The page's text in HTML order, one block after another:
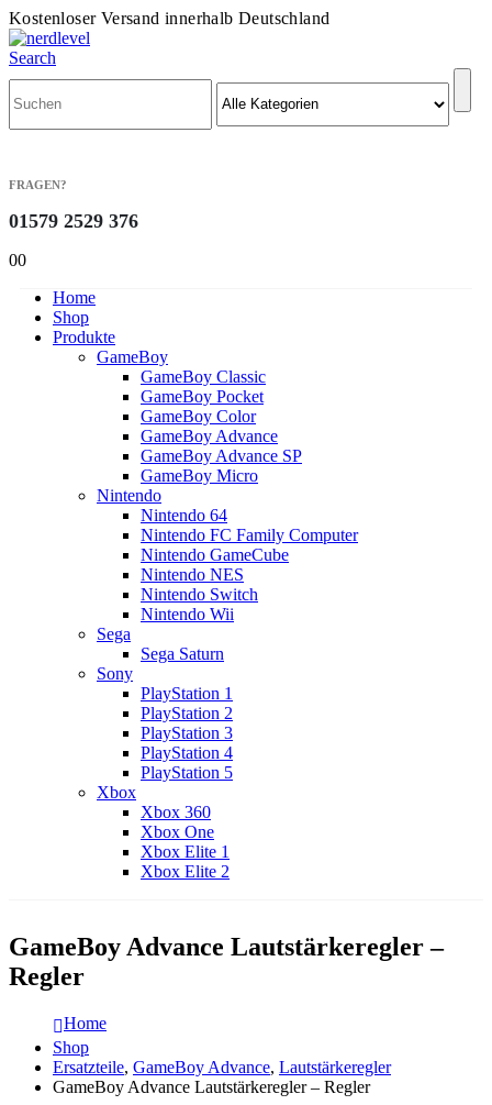
Kostenloser Versand innerhalb Deutschland
Search
FRAGEN?
01579 2529 376
00
Home
Shop
Produkte
GameBoy
GameBoy Classic
GameBoy Pocket
GameBoy Color
GameBoy Advance
GameBoy Advance SP
GameBoy Micro
Nintendo
Nintendo 64
Nintendo FC Family Computer
Nintendo GameCube
Nintendo NES
Nintendo Switch
Nintendo Wii
Sega
Sega Saturn
Sony
PlayStation 1
PlayStation 2
PlayStation 3
PlayStation 4
PlayStation 5
Xbox
Xbox 360
Xbox One
Xbox Elite 1
Xbox Elite 2
GameBoy Advance Lautstärkeregler –
Regler
Home
Shop
Ersatzteile, GameBoy Advance, Lautstärkeregler
GameBoy Advance Lautstärkeregler – Regler